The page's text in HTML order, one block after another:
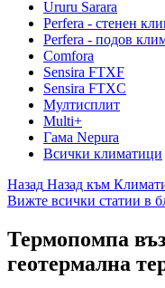
Ururu Sarara
Perfera - стенен
Perfera - подов
Comfora
Sensira FTXF
Sensira FTXC
Мултисплит
Multi+
Гама Nepura
Всички климатици
Назад Назад към
Вижте всички статии в
Термопомпа
геотермална